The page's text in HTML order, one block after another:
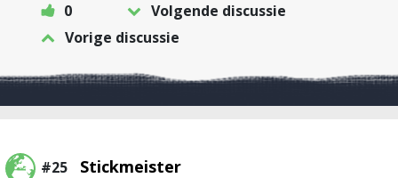
0
Volgende discussie
Vorige discussie
#25 Stickmeister